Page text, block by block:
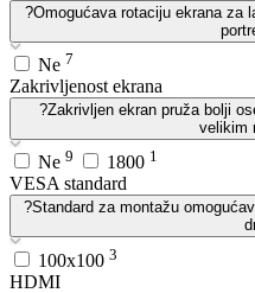
?Omogućava rotaciju ekrana za
Ne 7
Zakrivljenost ekrana
?Zakrivljen ekran pruža bolji
velikim
Ne 9 1800 1
VESA standard
?Standard za montažu
100x100 3
HDMI